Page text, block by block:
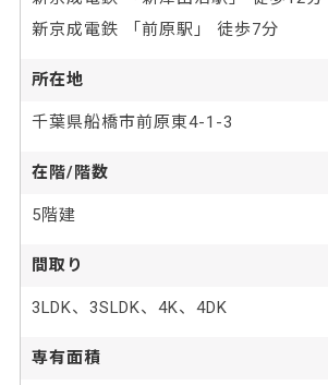
新京成電鉄 「前原駅」 徒歩7分
所在地
千葉県船橋市前原東4-1-3
在階/階数
5階建
間取り
3LDK、3SLDK、4K、4DK
専有面積